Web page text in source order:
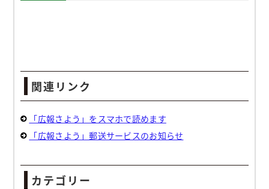
関連リンク
「広報さよう」をスマホで読めます
「広報さよう」郵送サービスのお知らせ
カテゴリー